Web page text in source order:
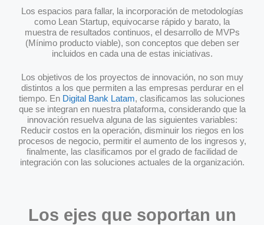
Los espacios para fallar, la incorporación de metodologías
como Lean Startup, equivocarse rápido y barato, la
muestra de resultados continuos, el desarrollo de MVPs
(Mínimo producto viable), son conceptos que deben ser
incluidos en cada una de estas iniciativas.
Los objetivos de los proyectos de innovación, no son muy
distintos a los que permiten a las empresas perdurar en el
tiempo. En Digital Bank Latam, clasificamos las soluciones
que se integran en nuestra plataforma, considerando que la
innovación resuelva alguna de las siguientes variables:
Reducir costos en la operación, disminuir los riegos en los
procesos de negocio, permitir el aumento de los ingresos y,
finalmente, las clasificamos por el grado de facilidad de
integración con las soluciones actuales de la organización.
Los ejes que soportan un